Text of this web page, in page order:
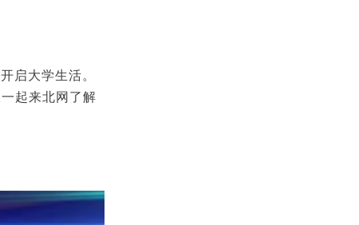
启大学生活。
起来北网了解